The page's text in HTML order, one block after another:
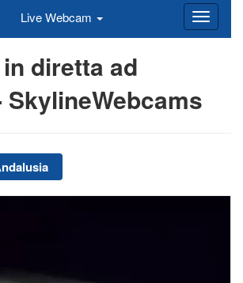
Live Webcam
diretta ad
SkylineWebcams